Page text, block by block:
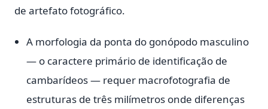
de artefato fotográfico.
A morfologia da ponta do gonópodo masculino
— o caractere primário de identificação de
cambarídeos — requer macrofotografia de
estruturas de três milímetros onde diferenças